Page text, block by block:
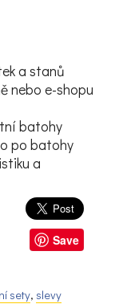
a stanů
nebo e-shopu
batohy
po batohy
a
Save
sety, slevy